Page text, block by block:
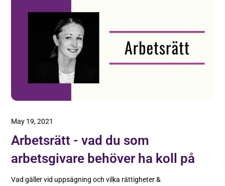
May 19, 2021
Arbetsrätt - vad du som
arbetsgivare behöver ha koll på
Vad gäller vid uppsägning och vilka rättigheter &